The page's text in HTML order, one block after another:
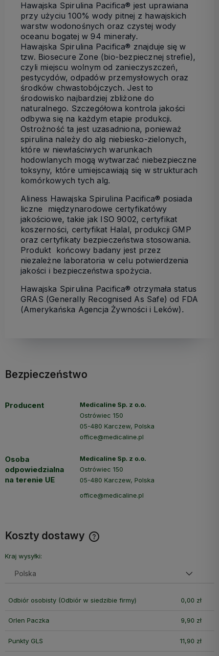
Hawajska Spirulina Pacifica® jest uprawiana
przy użyciu 100% wody pitnej z hawajskich
warstw wodonośnych oraz czystej wody
oceanu bogatej w 94 minerały.
Hawajska Spirulina Pacifica® znajduje się w
tzw. Biosecure Zone (bio-bezpiecznej strefie),
czyli miejscu wolnym od zanieczyszczeń,
pestycydów, odpadów przemysłowych oraz
środków chwastobójczych. Jest to
środowisko najbardziej zbliżone do
naturalnego. Szczegółowa kontrola jakości
odbywa się na każdym etapie produkcji.
Ostrożność ta jest uzasadniona, ponieważ
spirulina należy do alg niebiesko-zielonych,
które w niewłaściwych warunkach
hodowlanych mogą wytwarzać niebezpieczne
toksyny, które umiejscawiają się w strukturach
komórkowych tych alg.
Aliness Hawajska Spirulina Pacifica® posiada
liczne międzynarodowe certyfikatówy
jakościowe, takie jak ISO 9002, certyfikat
koszerności, certyfikat Halal, produkcji GMP
oraz certyfikaty bezpieczeństwa stosowania.
Produkt końcowy badany jest przez
niezależne laboratoria w celu potwierdzenia
jakości i bezpieczeństwa spożycia.
Hawajska Spirulina Pacifica® otrzymała status
GRAS (Generally Recognised As Safe) od FDA
(Amerykańska Agencja Żywności i Leków).
Bezpieczeństwo
Producent
Medicaline Sp. z o.o.
Ostrówiec 150
05-480 Karczew, Polska
office@medicaline.pl
Osoba
odpowiedzialna
na terenie UE
Medicaline Sp. z o.o.
Ostrówiec 150
05-480 Karczew, Polska
office@medicaline.pl
Koszty dostawy
Kraj wysyłki:
Odbiór osobisty(Odbiór w siedzibie firmy) 0,00 zł
Orlen Paczka 9,90 zł
Punkty GLS 11,90 zł